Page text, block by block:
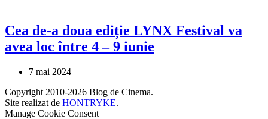
Cea de-a doua ediție LYNX Festival va
avea loc între 4 – 9 iunie
7 mai 2024
Copyright 2010-2026 Blog de Cinema.
Site realizat de HONTRYKE.
Manage Cookie Consent